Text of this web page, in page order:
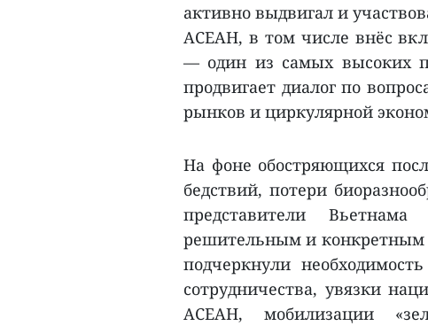
активно выдвигал и
АСЕАН, в том числе внёс
— один из самых высоких
продвигает диалог по
рынков и циркулярной
На фоне обостряющихся
бедствий, потери
представители
решительным и конкретным
подчеркнули
сотрудничества, увязки
АСЕАН, мобилизации